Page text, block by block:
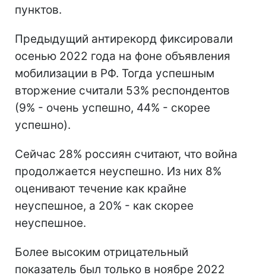
пунктов.
Предыдущий антирекорд фиксировали
осенью 2022 года на фоне объявления
мобилизации в РФ. Тогда успешным
вторжение считали 53% респондентов
(9% - очень успешно, 44% - скорее
успешно).
Сейчас 28% россиян считают, что война
продолжается неуспешно. Из них 8%
оценивают течение как крайне
неуспешное, а 20% - как скорее
неуспешное.
Более высоким отрицательный
показатель был только в ноябре 2022